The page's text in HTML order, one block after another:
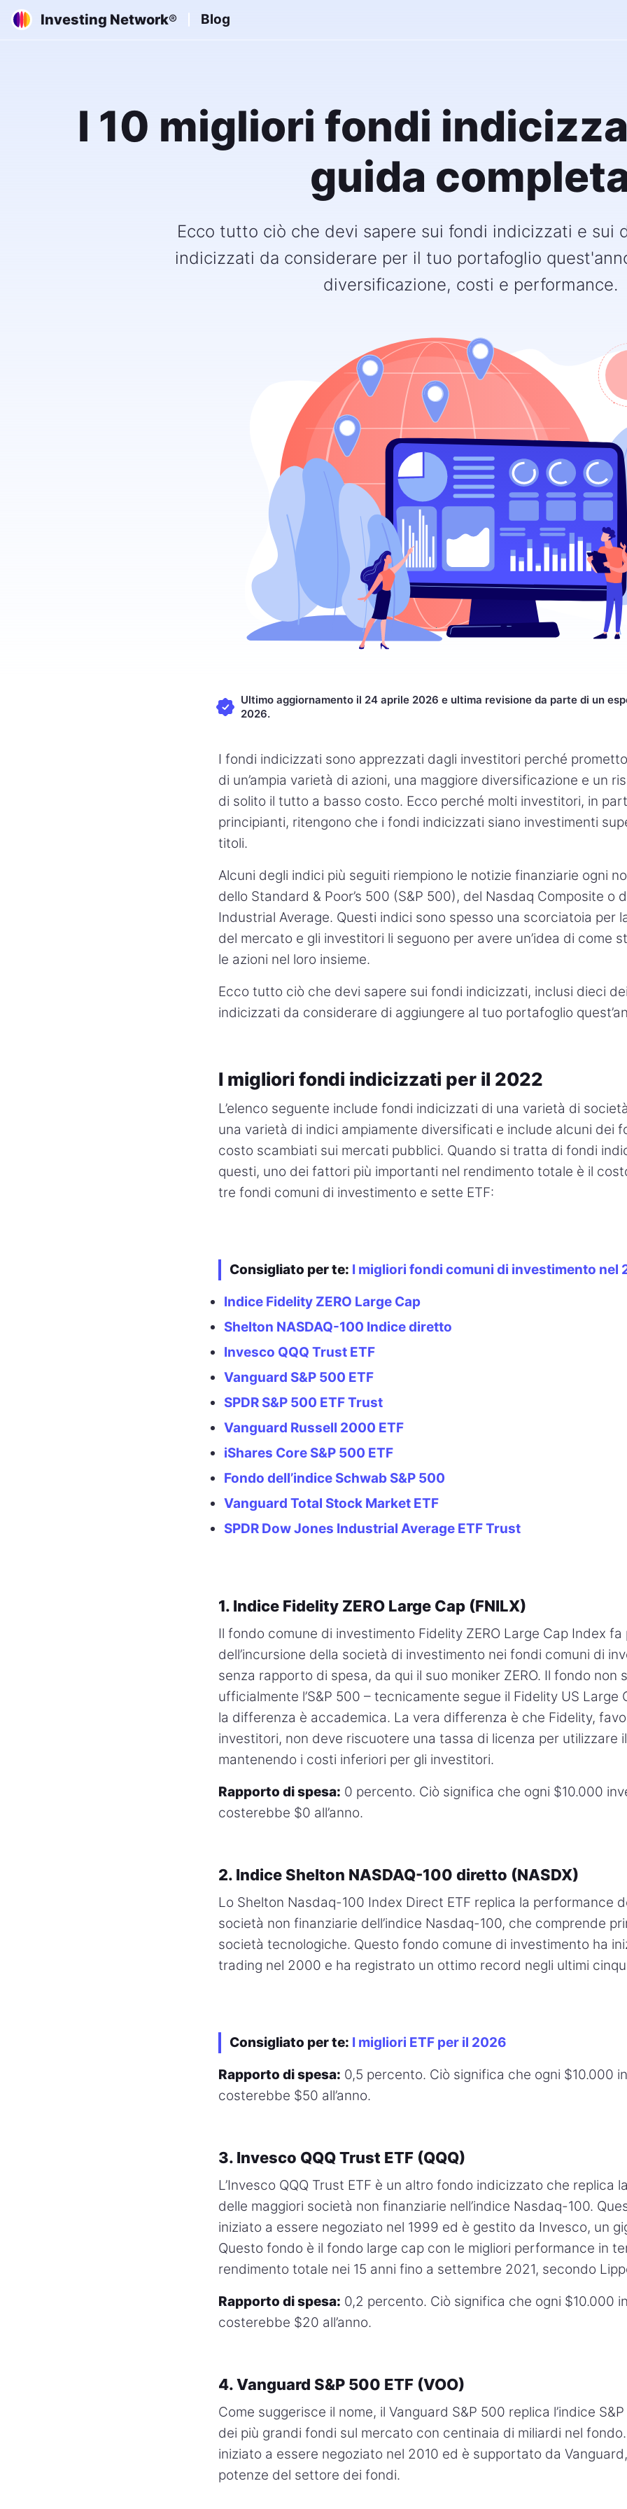
Investing Network® Blog
I 10 migliori fondi
guida
Ecco tutto ciò che devi sapere sui fondi indicizzati e sui
indicizzati da considerare per il tuo portafoglio
diversificazione, costi e performance.
Ultimo aggiornamento il 24 aprile 2026 e ultima revisione da parte di un
2026.
I fondi indicizzati sono apprezzati dagli investitori perché
di un’ampia varietà di azioni, una maggiore diversificazione e un
di solito il tutto a basso costo. Ecco perché molti investitori, in
principianti, ritengono che i fondi indicizzati siano investimenti
titoli.
Alcuni degli indici più seguiti riempiono le notizie finanziarie ogni
dello Standard & Poor’s 500 (S&P 500), del Nasdaq Composite o
Industrial Average. Questi indici sono spesso una scorciatoia per
del mercato e gli investitori li seguono per avere un’idea di come
le azioni nel loro insieme.
Ecco tutto ciò che devi sapere sui fondi indicizzati, inclusi dieci
indicizzati da considerare di aggiungere al tuo portafoglio
I migliori fondi indicizzati per il 2022
L’elenco seguente include fondi indicizzati di una varietà di
una varietà di indici ampiamente diversificati e include alcuni dei
costo scambiati sui mercati pubblici. Quando si tratta di fondi
questi, uno dei fattori più importanti nel rendimento totale è il
tre fondi comuni di investimento e sette ETF:
Consigliato per te: I migliori fondi comuni di investimento nel
Indice Fidelity ZERO Large Cap
Shelton NASDAQ-100 Indice diretto
Invesco QQQ Trust ETF
Vanguard S&P 500 ETF
SPDR S&P 500 ETF Trust
Vanguard Russell 2000 ETF
iShares Core S&P 500 ETF
Fondo dell’indice Schwab S&P 500
Vanguard Total Stock Market ETF
SPDR Dow Jones Industrial Average ETF Trust
1. Indice Fidelity ZERO Large Cap (FNILX)
Il fondo comune di investimento Fidelity ZERO Large Cap Index
dell’incursione della società di investimento nei fondi comuni di
senza rapporto di spesa, da qui il suo moniker ZERO. Il fondo non
ufficialmente l’S&P 500 – tecnicamente segue il Fidelity US Large
la differenza è accademica. La vera differenza è che Fidelity,
investitori, non deve riscuotere una tassa di licenza per utilizzare
mantenendo i costi inferiori per gli investitori.
Rapporto di spesa: 0 percento. Ciò significa che ogni $10.000
costerebbe $0 all’anno.
2. Indice Shelton NASDAQ-100 diretto (NASDX)
Lo Shelton Nasdaq-100 Index Direct ETF replica la performance
società non finanziarie dell’indice Nasdaq-100, che comprende
società tecnologiche. Questo fondo comune di investimento ha
trading nel 2000 e ha registrato un ottimo record negli ultimi
Consigliato per te: I migliori ETF per il 2026
Rapporto di spesa: 0,5 percento. Ciò significa che ogni $10.000
costerebbe $50 all’anno.
3. Invesco QQQ Trust ETF (QQQ)
L’Invesco QQQ Trust ETF è un altro fondo indicizzato che replica
delle maggiori società non finanziarie nell’indice Nasdaq-100.
iniziato a essere negoziato nel 1999 ed è gestito da Invesco, un
Questo fondo è il fondo large cap con le migliori performance in
rendimento totale nei 15 anni fino a settembre 2021, secondo
Rapporto di spesa: 0,2 percento. Ciò significa che ogni $10.000
costerebbe $20 all’anno.
4. Vanguard S&P 500 ETF (VOO)
Come suggerisce il nome, il Vanguard S&P 500 replica l’indice
dei più grandi fondi sul mercato con centinaia di miliardi nel
iniziato a essere negoziato nel 2010 ed è supportato da
potenze del settore dei fondi.